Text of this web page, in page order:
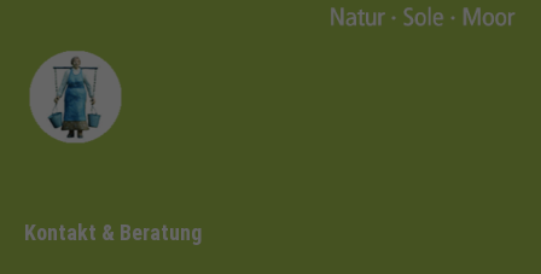
Kontakt & Beratung